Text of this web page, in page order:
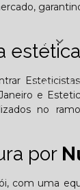
Jornal PE
Edição
e
no
por
com uma